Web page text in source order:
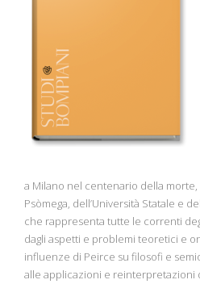
a Milano nel centenario della morte,
Psòmega, dell’Università Statale e
che rappresenta tutte le correnti
dagli aspetti e problemi teoretici e
influenze di Peirce su filosofi e
alle applicazioni e reinterpretazioni